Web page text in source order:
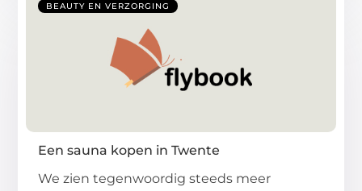
BEAUTY EN VERZORGING
Een sauna kopen in Twente
We zien tegenwoordig steeds meer